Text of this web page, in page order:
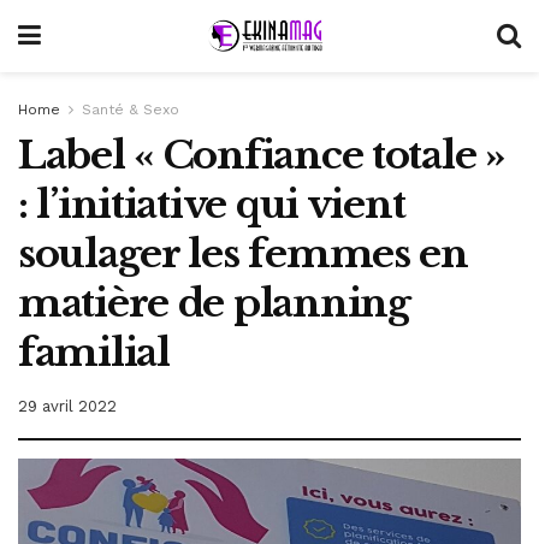
Home Santé & Sexo
Label « Confiance totale »
: l’initiative qui vient
soulager les femmes en
matière de planning
familial
29 avril 2022